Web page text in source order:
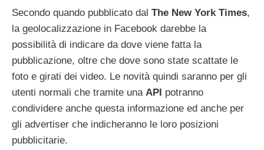
Secondo quando pubblicato dal The New York Times,
la geolocalizzazione in Facebook darebbe la
possibilità di indicare da dove viene fatta la
pubblicazione, oltre che dove sono state scattate le
foto e girati dei video. Le novità quindi saranno per gli
utenti normali che tramite una API potranno
condividere anche questa informazione ed anche per
gli advertiser che indicheranno le loro posizioni
pubblicitarie.